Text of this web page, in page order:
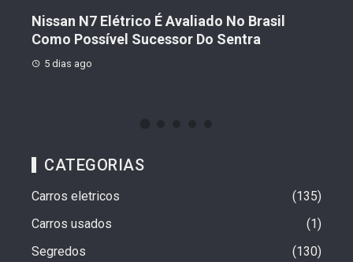
Nissan N7 Elétrico É Avaliado No Brasil
Como Possível Sucessor Do Sentra
5 dias ago
CATEGORIAS
Carros eletricos
135
Carros usados
1
Segredos
130